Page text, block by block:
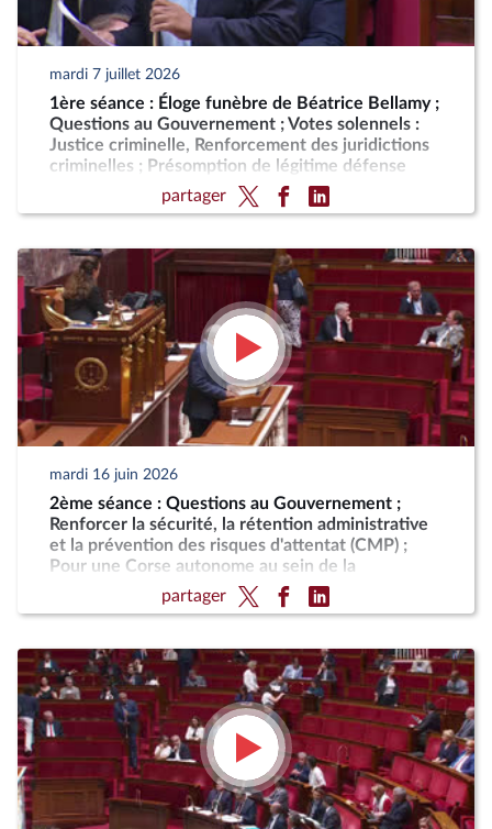
mardi 7 juillet 2026
1ère séance : Éloge funèbre de Béatrice Bellamy ;
Questions au Gouvernement ; Votes solennels :
Justice criminelle, Renforcement des juridictions
criminelles ; Présomption de légitime défense
pour les forces de l'ordre
partager
mardi 16 juin 2026
2ème séance : Questions au Gouvernement ;
Renforcer la sécurité, la rétention administrative
et la prévention des risques d'attentat (CMP) ;
Pour une Corse autonome au sein de la
partager